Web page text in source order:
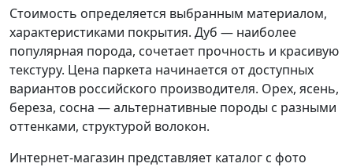
Стоимость определяется выбранным материалом,
характеристиками покрытия. Дуб — наиболее
популярная порода, сочетает прочность и красивую
текстуру. Цена паркета начинается от доступных
вариантов российского производителя. Орех, ясень,
береза, сосна — альтернативные породы с разными
оттенками, структурой волокон.
Интернет-магазин представляет каталог с фото